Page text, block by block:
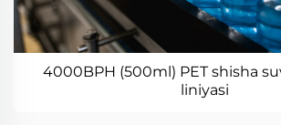
4000BPH (500ml) PET shisha
liniyasi